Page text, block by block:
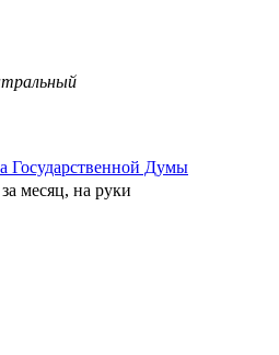
Государственной Думы
за месяц, на руки